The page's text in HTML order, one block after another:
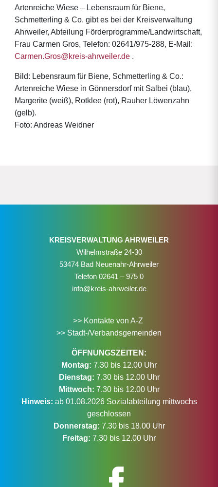
Artenreiche Wiese – Lebensraum für Biene,
Schmetterling & Co. gibt es bei der Kreisverwaltung
Ahrweiler, Abteilung Förderprogramme/Landwirtschaft,
Frau Carmen Gros, Telefon: 02641/975-288, E-Mail:
Carmen.Gros@kreis-ahrweiler.de .
Bild: Lebensraum für Biene, Schmetterling & Co.:
Artenreiche Wiese in Gönnersdorf mit Salbei (blau),
Margerite (weiß), Rotklee (rot), Rauher Löwenzahn
(gelb).
Foto: Andreas Weidner
KREISVERWALTUNG AHRWEILER
Wilhelmstraße 24-30
53474 Bad Neuenahr-Ahrweiler
Telefon 02641 – 975 0
info@kreis-ahrweiler.de
>> Kontakte von A-Z
>> Stadt-/Verbandsgemeinden
ÖFFNUNGSZEITEN:
Montag: 7.30 bis 12.00 Uhr
Dienstag: 7.30 bis 12.00 Uhr
Mittwoch: 7.30 bis 12.00 Uhr
Hinweis: ab 01.08.2026 Sozialabteilung mittwochs
geschlossen
Donnerstag: 7.30 bis 18.00 Uhr
Freitag: 7.30 bis 12.00 Uhr